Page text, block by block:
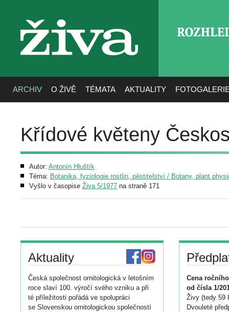
živa
ARCHIV O ŽIVĚ TÉMATA AKTUALITY
Křídové květeny
Autor: Antonín Hluštík
Téma: Botanika, fyziologie rostlin, pěstitelství / Botany, plant
Vyšlo v časopise Živa 5/1977 na straně 171
Aktuality
Česká společnost ornitologická v letošním
roce slaví 100. výročí svého vzniku a při
té příležitosti pořádá ve spolupráci
se Slovenskou ornitologickou společností
Cena
od čísla 1/
Živy (tedy 59
Dvouleté